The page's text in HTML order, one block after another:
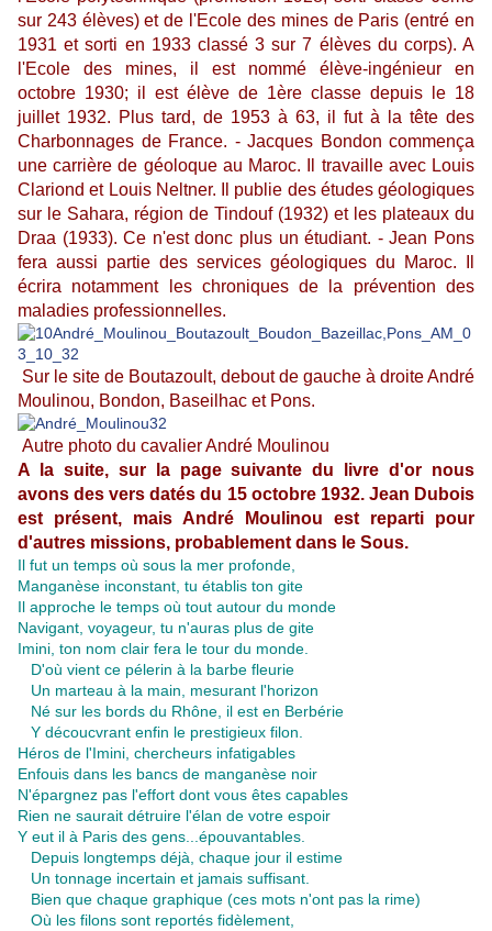
sur 243 élèves) et de l'Ecole des mines de Paris (entré en
1931 et sorti en 1933 classé 3 sur 7 élèves du corps). A
l'Ecole des mines, il est nommé élève-ingénieur en
octobre 1930; il est élève de 1ère classe depuis le 18
juillet 1932. Plus tard, de 1953 à 63, il fut à la tête des
Charbonnages de France. - Jacques Bondon commença
une carrière de géoloque au Maroc. Il travaille avec Louis
Clariond et Louis Neltner. Il publie des études géologiques
sur le Sahara, région de Tindouf (1932) et les plateaux du
Draa (1933). Ce n'est donc plus un étudiant. - Jean Pons
fera aussi partie des services géologiques du Maroc. Il
écrira notamment les chroniques de la prévention des
maladies professionnelles.
Sur le site de Boutazoult, debout de gauche à droite André
Moulinou, Bondon, Baseilhac et Pons.
Autre photo du cavalier André Moulinou
A la suite, sur la page suivante du livre d'or nous
avons des vers datés du 15 octobre 1932. Jean Dubois
est présent, mais André Moulinou est reparti pour
d'autres missions, probablement dans le Sous.
Il fut un temps où sous la mer profonde,
Manganèse inconstant, tu établis ton gite
Il approche le temps où tout autour du monde
Navigant, voyageur, tu n'auras plus de gite
Imini, ton nom clair fera le tour du monde.
D'où vient ce pélerin à la barbe fleurie
Un marteau à la main, mesurant l'horizon
Né sur les bords du Rhône, il est en Berbérie
Y découcvrant enfin le prestigieux filon.
Héros de l'Imini, chercheurs infatigables
Enfouis dans les bancs de manganèse noir
N'épargnez pas l'effort dont vous êtes capables
Rien ne saurait détruire l'élan de votre espoir
Y eut il à Paris des gens...épouvantables.
Depuis longtemps déjà, chaque jour il estime
Un tonnage incertain et jamais suffisant.
Bien que chaque graphique (ces mots n'ont pas la rime)
Où les filons sont reportés fidèlement,